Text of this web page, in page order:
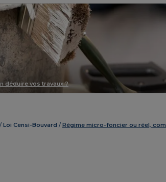
déduire vos travaux ?
Loi Censi-Bouvard Régime micro-foncier ou réel,